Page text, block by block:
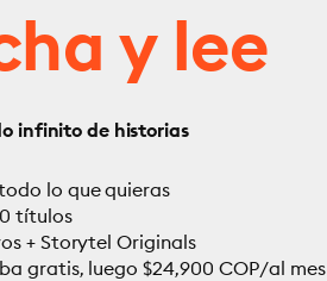
y lee
infinito de historias
lo que quieras
títulos
+ Storytel Originals
gratis, luego $24,900 COP/al mes